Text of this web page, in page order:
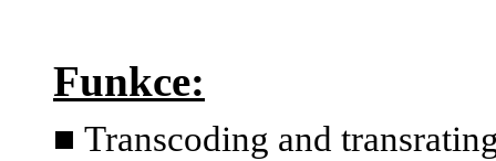
Funkce:
■ Transcoding and